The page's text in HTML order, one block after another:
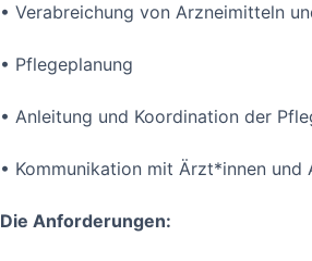
• Verabreichung von Arzneimitteln
• Pflegeplanung
• Anleitung und Koordination der
• Kommunikation mit Ärzt*innen und
Die Anforderungen: